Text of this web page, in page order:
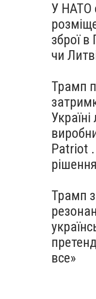
У НАТО
зброї в
чи
Трамп
Україні
Patriot
Трамп
все»